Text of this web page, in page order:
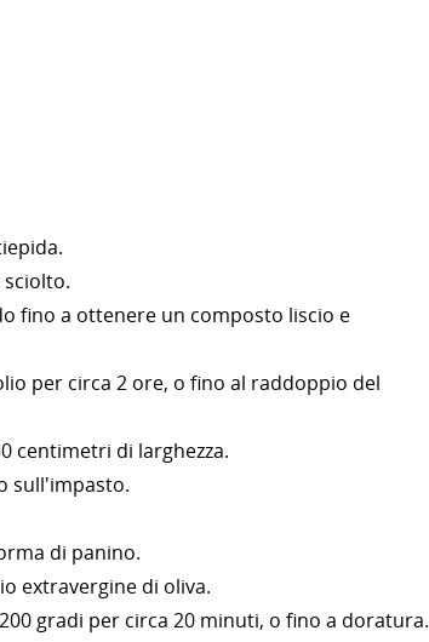
fino a ottenere un composto liscio e
per circa 2 ore, o fino al raddoppio del
centimetri di larghezza.
sull'impasto.
di panino.
extravergine di oliva.
gradi per circa 20 minuti, o fino a doratura.